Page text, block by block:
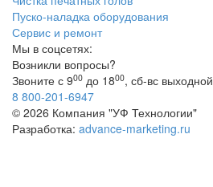
Пуско-наладка оборудования
Сервис и ремонт
Мы в соцсетях:
Возникли вопросы?
Звоните с 900 до 1800, сб-вс выходной
8 800-201-6947
© 2026 Компания "УФ Технологии"
Разработка: advance-marketing.ru